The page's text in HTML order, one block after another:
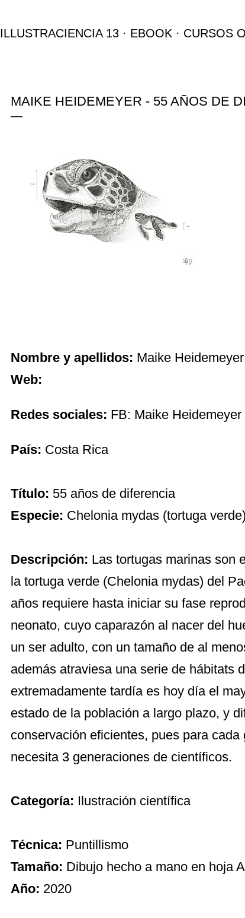
ILLUSTRACIENCIA 13 EBOOK CURSOS
MAIKE HEIDEMEYER - 55 AÑOS DE
Nombre y apellidos: Maike Heidemeyer
Web:
Redes sociales: FB: Maike Heidemeyer
País: Costa Rica
Título: 55 años de diferencia
Especie: Chelonia mydas (tortuga verde)
Descripción: Las tortugas marinas son
la tortuga verde (Chelonia mydas) del
años requiere hasta iniciar su fase
neonato, cuyo caparazón al nacer del
un ser adulto, con un tamaño de al
además atraviesa una serie de hábitats
extremadamente tardía es hoy día el
estado de la población a largo plazo, y
conservación eficientes, pues para
necesita 3 generaciones de científicos.
Categoría: Ilustración científica
Técnica: Puntillismo
Tamaño: Dibujo hecho a mano en hoja
Año: 2020